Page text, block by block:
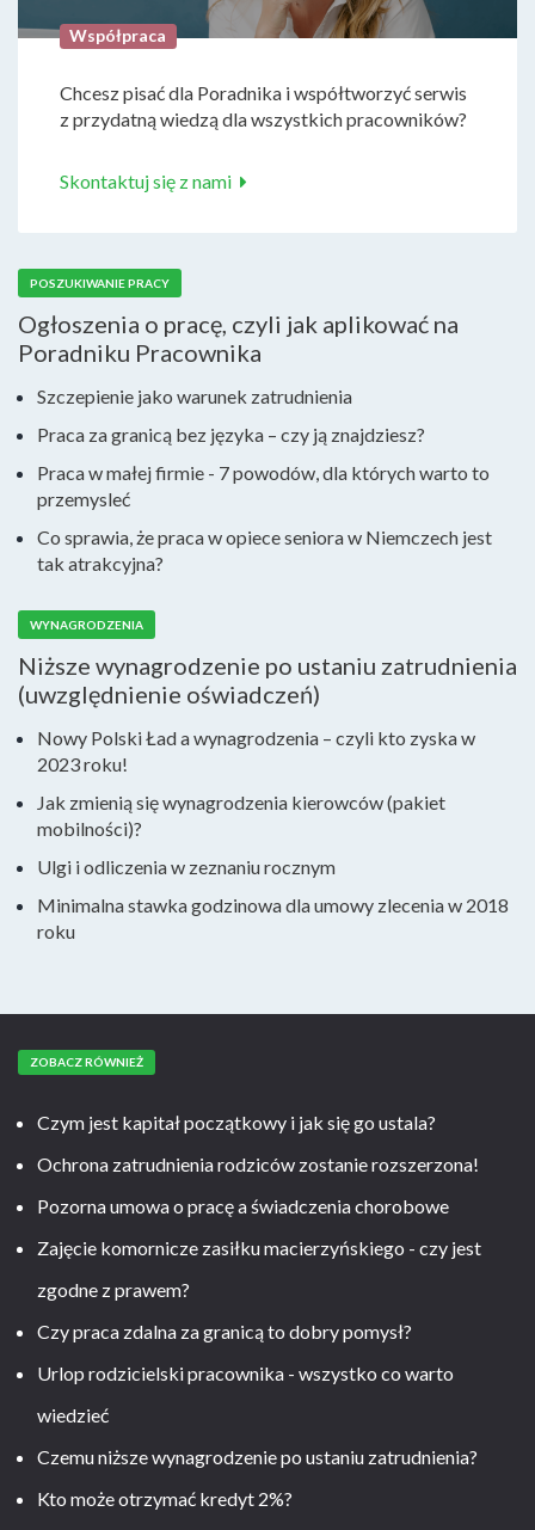
Współpraca
Chcesz pisać dla Poradnika i współtworzyć serwis
z przydatną wiedzą dla wszystkich pracowników?
Skontaktuj się z nami
POSZUKIWANIE PRACY
Ogłoszenia o pracę, czyli jak aplikować na
Poradniku Pracownika
Szczepienie jako warunek zatrudnienia
Praca za granicą bez języka – czy ją znajdziesz?
Praca w małej firmie - 7 powodów, dla których warto to
przemysleć
Co sprawia, że praca w opiece seniora w Niemczech jest
tak atrakcyjna?
WYNAGRODZENIA
Niższe wynagrodzenie po ustaniu zatrudnienia
(uwzględnienie oświadczeń)
Nowy Polski Ład a wynagrodzenia – czyli kto zyska w
2023 roku!
Jak zmienią się wynagrodzenia kierowców (pakiet
mobilności)?
Ulgi i odliczenia w zeznaniu rocznym
Minimalna stawka godzinowa dla umowy zlecenia w 2018
roku
ZOBACZ RÓWNIEŻ
Czym jest kapitał początkowy i jak się go ustala?
Ochrona zatrudnienia rodziców zostanie rozszerzona!
Pozorna umowa o pracę a świadczenia chorobowe
Zajęcie komornicze zasiłku macierzyńskiego - czy jest
zgodne z prawem?
Czy praca zdalna za granicą to dobry pomysł?
Urlop rodzicielski pracownika - wszystko co warto
wiedzieć
Czemu niższe wynagrodzenie po ustaniu zatrudnienia?
Kto może otrzymać kredyt 2%?